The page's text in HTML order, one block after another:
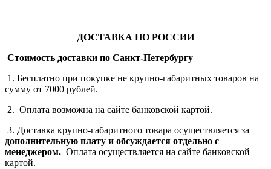
ДОСТАВКА ПО РОССИИ
Стоимость доставки по Санкт-Петербургу
1. Бесплатно при покупке не крупно-габаритных товаров на
сумму от 7000 рублей.
2. Оплата возможна на сайте банковской картой.
3. Доставка крупно-габаритного товара осуществляется за
дополнительную плату и обсуждается отдельно с
менеджером. Оплата осуществляется на сайте банковской
картой.